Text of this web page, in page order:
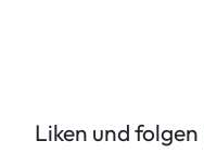
Liken und folgen